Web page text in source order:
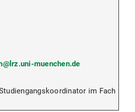
muenchen.de
im Fach